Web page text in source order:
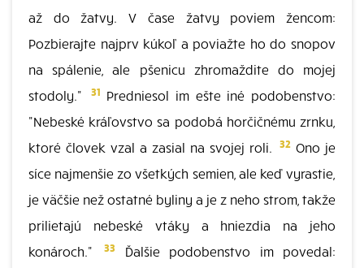
až do žatvy. V čase žatvy poviem žencom:
Pozbierajte najprv kúkoľ a poviažte ho do snopov
na spálenie, ale pšenicu zhromaždite do mojej
stodoly."
31 Predniesol im ešte iné podobenstvo:
"Nebeské kráľovstvo sa podobá horčičnému zrnku,
ktoré človek vzal a zasial na svojej roli. 32 Ono je
síce najmenšie zo všetkých semien, ale keď vyrastie,
je väčšie než ostatné byliny a je z neho strom, takže
prilietajú nebeské vtáky a hniezdia na jeho
konároch."
33
Ďalšie podobenstvo im povedal: